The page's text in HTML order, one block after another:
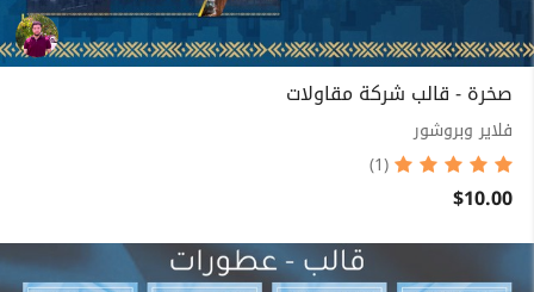
صخرة - قالب شركة مقاولات
فلاير وبروشور
(1)
$10.00